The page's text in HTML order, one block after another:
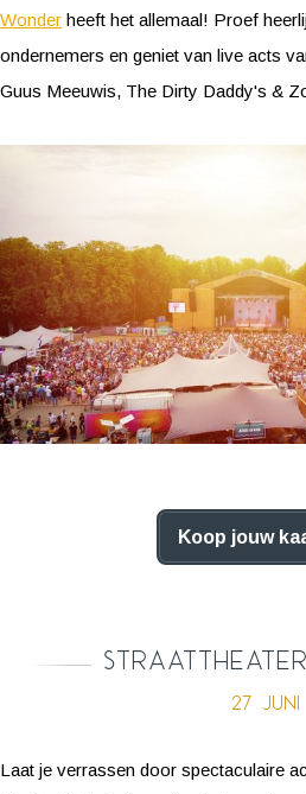
Wonder heeft het allemaal! Proef
ondernemers en geniet van live acts
Guus Meeuwis, The Dirty Daddy's &
Koop jouw
Straattheater
27 juni
Laat je verrassen door spectaculaire